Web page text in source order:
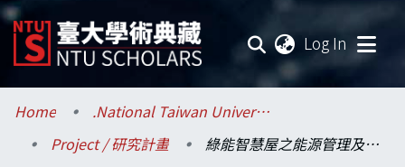
Log In
Communities & Collections
Research Outputs
Home
.National Taiwan University / 國立臺灣大學
Project / 研究計畫
綠能智慧屋之能源管理及最佳化